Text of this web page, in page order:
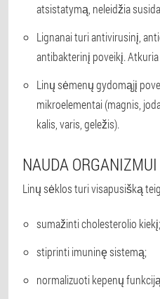
atsistatymą, neleidžia
Lignanai turi antivirusinį,
antibakterinį poveikį.
Linų sėmenų gydomąjį
mikroelementai (magnis,
kalis, varis, geležis).
NAUDA ORGANIZMUI
Linų sėklos turi visapusišką
sumažinti cholesterolio kiekį;
stiprinti imuninę sistemą;
normalizuoti kepenų